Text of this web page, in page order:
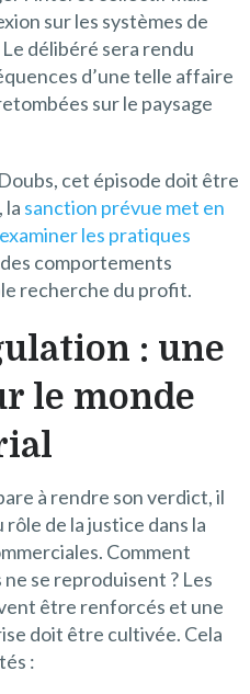
sur les systèmes de
délibéré sera rendu
d’une telle affaire
sur le paysage
cet épisode doit être
la sanction prévue met en
les pratiques
comportements
recherche du profit.
: une
le monde
à rendre son verdict, il
de la justice dans la
Comment
se reproduisent ? Les
être renforcés et une
doit être cultivée. Cela
: